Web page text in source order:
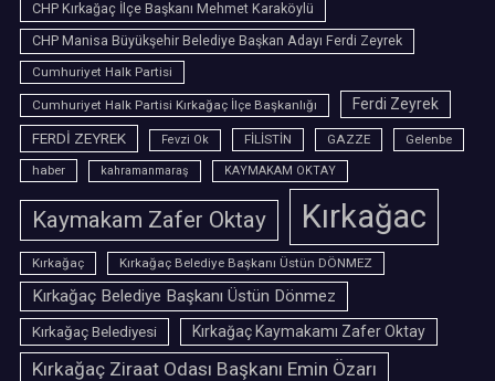
CHP Kırkağaç İlçe Başkanı Mehmet Karaköylü
CHP Manisa Büyükşehir Belediye Başkan Adayı Ferdi Zeyrek
Cumhuriyet Halk Partisi
Cumhuriyet Halk Partisi Kırkağaç İlçe Başkanlığı
Ferdi Zeyrek
FERDİ ZEYREK
Fevzi Ok FİLİSTİN GAZZE
Gelenbe
haber
kahramanmaraş KAYMAKAM OKTAY
Kaymakam Zafer Oktay Kırkağac
Kırkağaç Kırkağaç Belediye Başkanı Üstün DÖNMEZ
Kırkağaç Belediye Başkanı Üstün Dönmez
Kırkağaç Belediyesi Kırkağaç Kaymakamı Zafer Oktay
Kırkağaç Ziraat Odası Başkanı Emin Özarı